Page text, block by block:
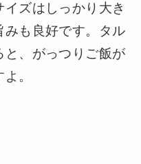
ズはしっかり大き
みも良好です。タル
と、がっつりご飯が
。